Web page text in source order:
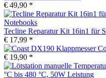
€ 49,90 *
Tecline Reparatur Kit 16in1 für
€ 17,99 *
€ 19,90 *